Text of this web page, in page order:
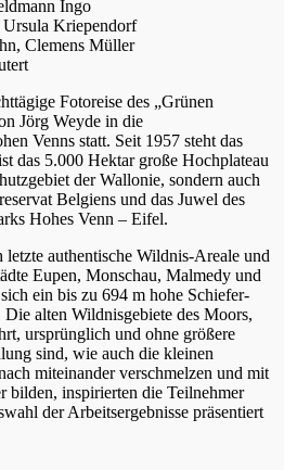
Ingo
Kriependorf
Clemens Müller
Fotoreise des „Grünen
Jörg Weyde in die
Venns statt. Seit 1957 steht das
das 5.000 Hektar große Hochplateau
der Wallonie, sondern auch
Belgiens und das Juwel des
Hohes Venn – Eifel.
authentische Wildnis-Areale und
Eupen, Monschau, Malmedy und
ein bis zu 694 m hohe Schiefer-
alten Wildnisgebiete des Moors,
ursprünglich und ohne größere
sind, wie auch die kleinen
miteinander verschmelzen und mit
bilden, inspirierten die Teilnehmer
der Arbeitsergebnisse präsentiert